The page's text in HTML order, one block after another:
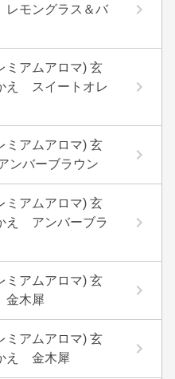
モングラス＆バ
ミアムアロマ) 玄
え スイートオレ
ミアムアロマ) 玄
ンバーブラウン
ミアムアロマ) 玄
え アンバーブラ
ミアムアロマ) 玄
金木犀
ミアムアロマ) 玄
え 金木犀